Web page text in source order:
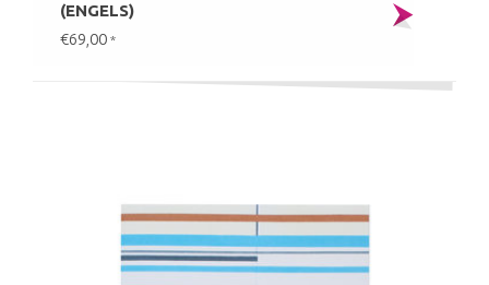
(ENGELS)
€69,00 *